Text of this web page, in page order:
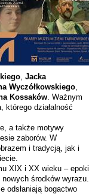
, Jacka
Wyczółkowskiego,
Kossaków. Ważnym
którego działalność
a także motywy
zaborów. W
i tradycją, jak i
XIX i XX wieku – epoki
środków wyrazu.
odsłaniają bogactwo